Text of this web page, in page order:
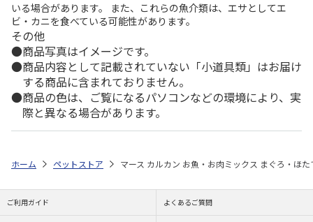
いる場合があります。 また、これらの魚介類は、エサとしてエ
ビ・カニを食べている可能性があります。
その他
商品写真はイメージです。
商品内容として記載されていない「小道具類」はお届け
する商品に含まれておりません。
商品の色は、ご覧になるパソコンなどの環境により、実
際と異なる場合があります。
ホーム ペットストア マース カルカン お魚・お肉ミックス まぐろ・ほ
ご利用ガイド よくあるご質問